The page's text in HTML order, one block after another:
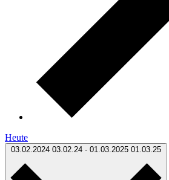
Heute
03.02.2024 03.02.24 - 01.03.2025 01.03.25